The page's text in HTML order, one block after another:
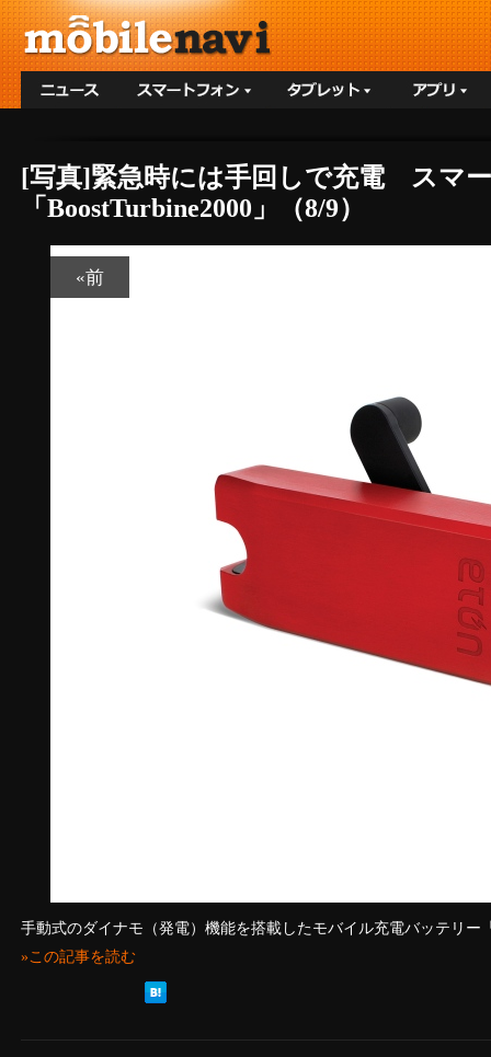
[写真]緊急時には手回しで充電 スマ
「BoostTurbine2000」（8/9）
«前
手動式のダイナモ（発電）機能を搭載したモバイル充電バッテリー
»この記事を読む